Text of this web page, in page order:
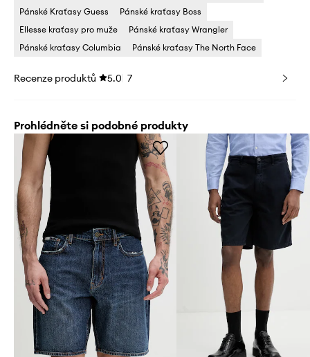
Pánské Kraťasy Guess
Pánské kraťasy Boss
Ellesse kraťasy pro muže
Pánské kraťasy Wrangler
Pánské kraťasy Columbia
Pánské kraťasy The North Face
Recenze produktů 5.0 7
Prohlédněte si podobné produkty